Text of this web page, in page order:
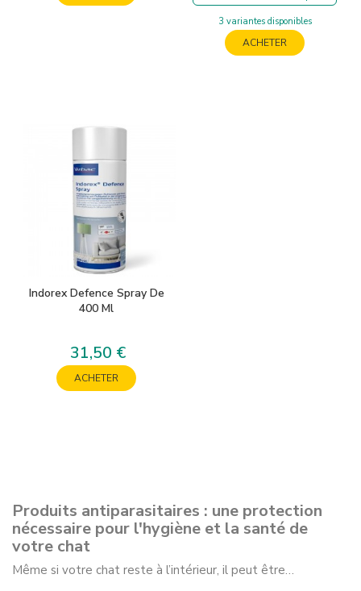
3 variantes disponibles
ACHETER
Indorex Defence Spray De
400 Ml
Prix
31,50 €
ACHETER
Produits antiparasitaires : une protection
nécessaire pour l'hygiène et la santé de
votre chat
Même si votre chat reste à l’intérieur, il peut être…